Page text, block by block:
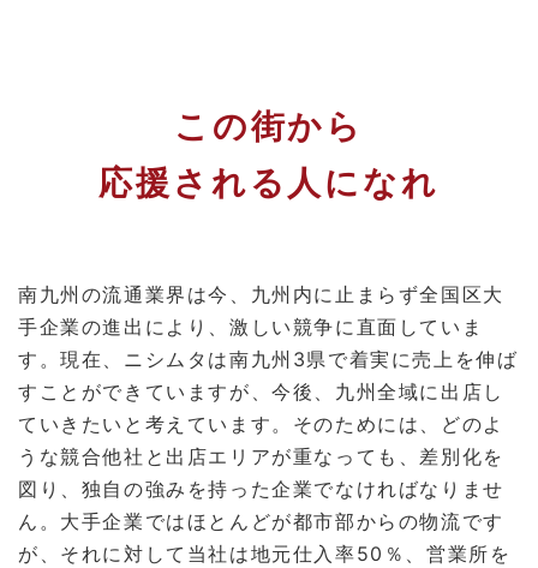
この街から
応援される人になれ
南九州の流通業界は今、九州内に止まらず全国区大
手企業の進出により、激しい競争に直面していま
す。現在、ニシムタは南九州3県で着実に売上を伸ば
すことができていますが、今後、九州全域に出店し
ていきたいと考えています。そのためには、どのよ
うな競合他社と出店エリアが重なっても、差別化を
図り、独自の強みを持った企業でなければなりませ
ん。大手企業ではほとんどが都市部からの物流です
が、それに対して当社は地元仕入率50％、営業所を